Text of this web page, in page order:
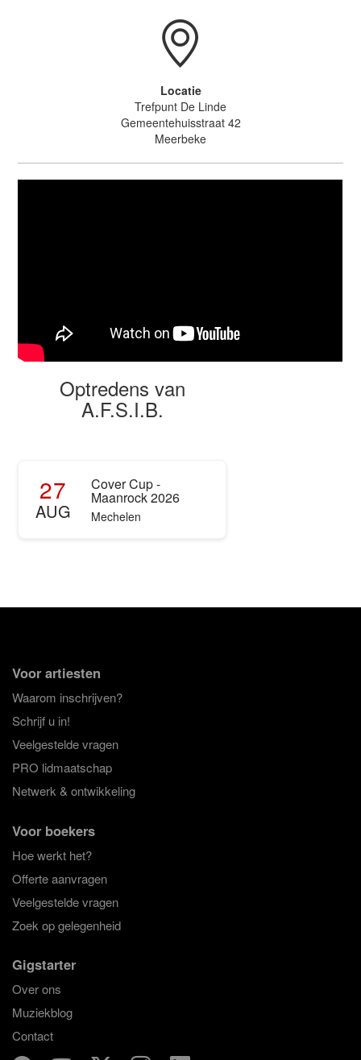
Locatie
Trefpunt De Linde
Gemeentehuisstraat 42
Meerbeke
Optredens van
A.F.S.I.B.
27
AUG
Cover Cup -
Maanrock 2026
Mechelen
Voor artiesten
Waarom inschrijven?
Schrijf u in!
Veelgestelde vragen
PRO lidmaatschap
Netwerk & ontwikkeling
Voor boekers
Hoe werkt het?
Offerte aanvragen
Veelgestelde vragen
Zoek op gelegenheid
Gigstarter
Over ons
Muziekblog
Contact